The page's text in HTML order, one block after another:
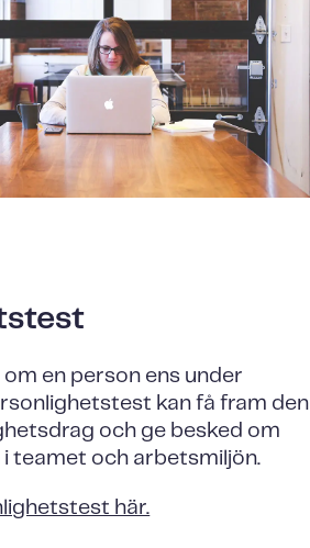
en person ens under
kan få fram den
och ge besked om
teamet och arbetsmiljön.
här.